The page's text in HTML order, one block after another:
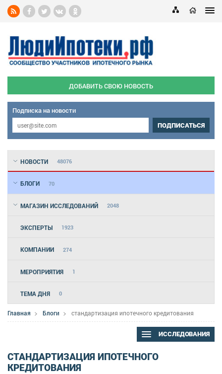
ДОБАВИТЬ СВОЮ НОВОСТЬ
Подписка на новости
ПОДПИСАТЬСЯ
НОВОСТИ 48076
БЛОГИ 70
МАГАЗИН ИССЛЕДОВАНИЙ 2048
ЭКСПЕРТЫ 1923
КОМПАНИИ 274
МЕРОПРИЯТИЯ 1
ТЕМА ДНЯ 0
Главная Блоги стандартизация ипотечного кредитования
ИССЛЕДОВАНИЯ
СТАНДАРТИЗАЦИЯ ИПОТЕЧНОГО
КРЕДИТОВАНИЯ